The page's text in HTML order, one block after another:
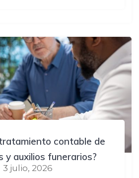
contable de
y auxilios funerarios?
3 julio, 2026